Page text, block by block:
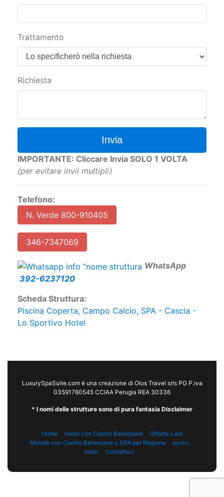
Trattamento
Richiesta
Invia
IMPORTANTE: Cliccare Invia SOLO 1 VOLTA
(per evitare invii multipli)
Telefono:
N. Verde 800-910405
346-7347069
WhatsApp
392-6237120
Scheda Struttura:
Piscina Coperta, Campo Calcio, SPA - Cascia -
Lo Sportivo Hotel
LuxurySpaSuite.com è una creazione di Olos Travel srls PG P.iva
03591760545 CCIAA Perugia REA 30336
* I nomi delle strutture sono di pura fantasia Disclaimer
Home Hotel con Centro Benessere
Offerte Last
Minute con Centro Benessere e SPA per Regione
Iscrivi
hotel
Contattaci